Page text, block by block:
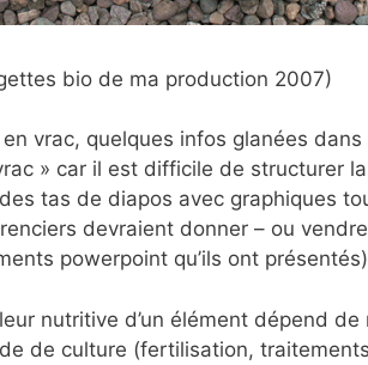
bio de ma production 2007)
en vrac, quelques infos glanées
» car il est difficile de structurer
tas de diapos avec graphiques
devraient donner – ou
powerpoint qu’ils ont
nutritive d’un élément dépend
de culture (fertilisation,